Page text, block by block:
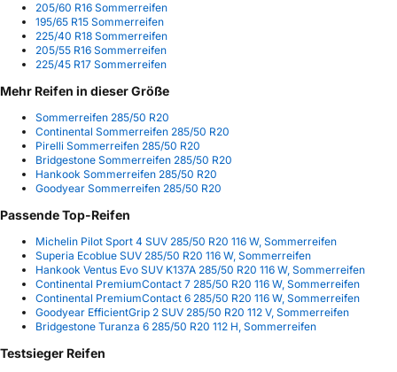
205/60 R16 Sommerreifen
195/65 R15 Sommerreifen
225/40 R18 Sommerreifen
205/55 R16 Sommerreifen
225/45 R17 Sommerreifen
Mehr Reifen in dieser Größe
Sommerreifen 285/50 R20
Continental Sommerreifen 285/50 R20
Pirelli Sommerreifen 285/50 R20
Bridgestone Sommerreifen 285/50 R20
Hankook Sommerreifen 285/50 R20
Goodyear Sommerreifen 285/50 R20
Passende Top-Reifen
Michelin Pilot Sport 4 SUV 285/50 R20 116 W, Sommerreifen
Superia Ecoblue SUV 285/50 R20 116 W, Sommerreifen
Hankook Ventus Evo SUV K137A 285/50 R20 116 W, Sommerreifen
Continental PremiumContact 7 285/50 R20 116 W, Sommerreifen
Continental PremiumContact 6 285/50 R20 116 W, Sommerreifen
Goodyear EfficientGrip 2 SUV 285/50 R20 112 V, Sommerreifen
Bridgestone Turanza 6 285/50 R20 112 H, Sommerreifen
Testsieger Reifen